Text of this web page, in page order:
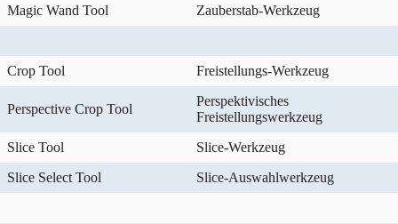
Magic Wand Tool
Zauberstab-Werkzeug
Crop Tool Freistellungs-Werkzeug
Perspective Crop Tool
Perspektivisches
Freistellungswerkzeug
Slice Tool
Slice-Werkzeug
Slice Select Tool
Slice-Auswahlwerkzeug